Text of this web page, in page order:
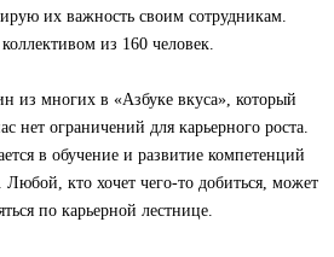
их важность своим сотрудникам.
из 160 человек.
многих в «Азбуке вкуса», который
нет ограничений для карьерного роста.
в обучение и развитие компетенций
Любой, кто хочет чего-то добиться, может
по карьерной лестнице.